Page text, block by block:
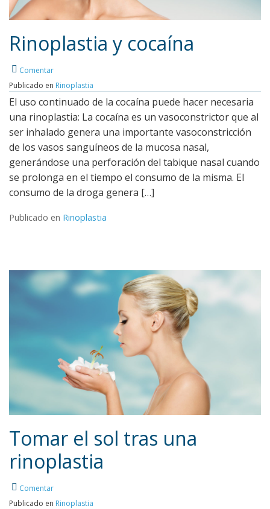
Leer más
Rinoplastia y cocaína
Comentar
Publicado en Rinoplastia
El uso continuado de la cocaína puede hacer necesaria
una rinoplastia: La cocaína es un vasoconstrictor que al
ser inhalado genera una importante vasoconstricción
de los vasos sanguíneos de la mucosa nasal,
generándose una perforación del tabique nasal cuando
se prolonga en el tiempo el consumo de la misma. El
consumo de la droga genera […]
Publicado en Rinoplastia
Tomar el sol tras una
rinoplastia
Comentar
Publicado en Rinoplastia